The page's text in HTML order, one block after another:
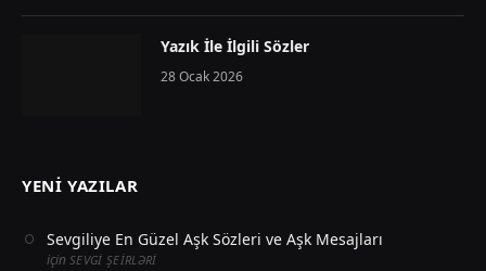
Yazık İle İlgili Sözler
28 Ocak 2026
YENI YAZILAR
Sevgiliye En Güzel Aşk Sözleri ve Aşk Mesajları
için SEVGI ŞEIRLƏRI